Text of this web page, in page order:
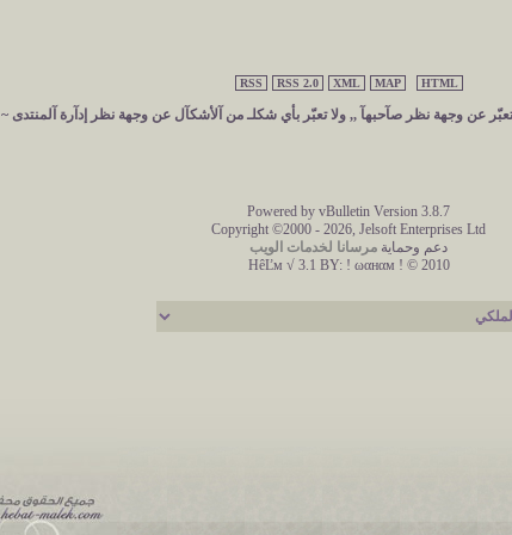
RSS RSS 2.0 XML MAP HTML
عن وجهة نظر صآحبهآ ,, ولا تعبّر بأي شكلـ من آلأشكآل عن وجهة نظر إدآرة آلمنتدى ~
Powered by vBulletin Version 3.8.7
Copyright ©2000 - 2026, Jelsoft Enterprises Ltd
دعم وحماية مرسانا لخدمات الويب
HêĽм √ 3.1 BY:! ωαнαм ! © 2010